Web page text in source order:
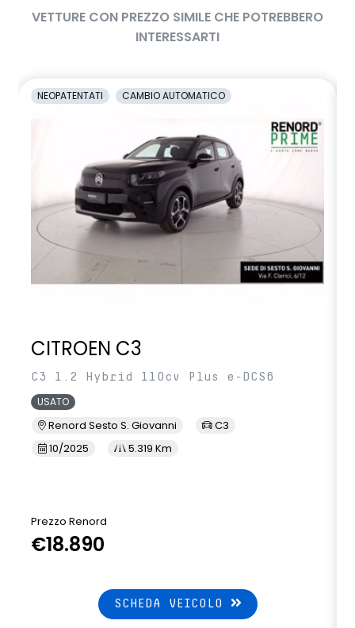
VETTURE CON PREZZO SIMILE CHE POTREBBERO
INTERESSARTI
NEOPATENTATI CAMBIO AUTOMATICO
CITROEN C3
C3 1.2 Hybrid 110cv Plus e-DCS6
USATO
Renord Sesto S. Giovanni
C3
10/2025
5.319 Km
Prezzo Renord
€18.890
SCHEDA VEICOLO